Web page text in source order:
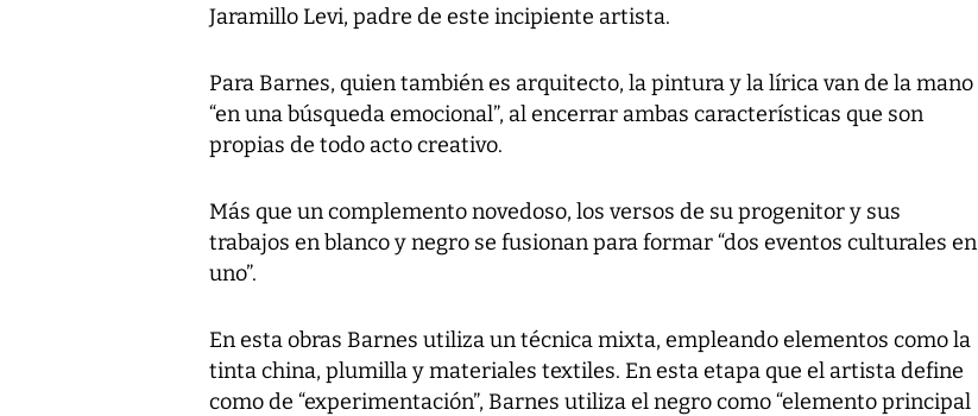
Jaramillo Levi, padre de este incipiente artista.
Para Barnes, quien también es arquitecto, la pintura y la lírica van de la mano
“en una búsqueda emocional”, al encerrar ambas características que son
propias de todo acto creativo.
Más que un complemento novedoso, los versos de su progenitor y sus
trabajos en blanco y negro se fusionan para formar “dos eventos culturales en
uno”.
En esta obras Barnes utiliza un técnica mixta, empleando elementos como la
tinta china, plumilla y materiales textiles. En esta etapa que el artista define
como de “experimentación”, Barnes utiliza el negro como “elemento principal